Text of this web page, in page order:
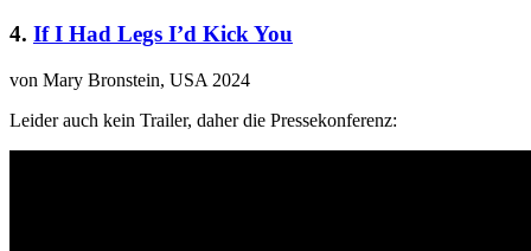
4. If I Had Legs I’d Kick You
von Mary Bronstein, USA 2024
Leider auch kein Trailer, daher die Pressekonferenz: